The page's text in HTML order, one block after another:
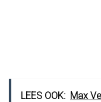
LEES OOK: Max